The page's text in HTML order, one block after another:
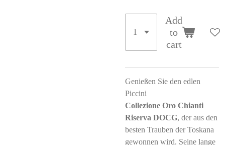
Add
to
cart
Genießen Sie den edlen
Piccini
Collezione Oro Chianti
Riserva DOCG, der aus den
besten Trauben der Toskana
gewonnen wird. Seine lange